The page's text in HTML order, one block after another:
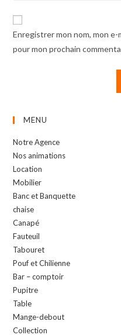
comment
website
URL
Enregistrer mon nom, mon
pour mon prochain
MENU
Notre Agence
Nos animations
Location
Mobilier
Banc et Banquette
chaise
Canapé
Fauteuil
Tabouret
Pouf et Chilienne
Bar – comptoir
Pupitre
Table
Mange-debout
Collection